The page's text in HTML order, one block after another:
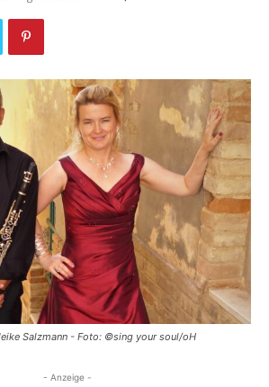
Salzmann - Foto: ©sing your soul/oH
- Anzeige -